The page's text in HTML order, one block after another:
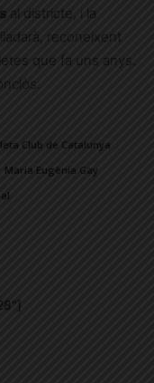
al districte, i la
reconeixent
que fa uns anys.
Club de Catalunya
Maria Eugènia Gay